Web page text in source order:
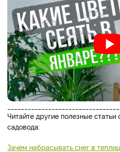
Читайте другие полезные статьи
садовода:
Зачем набрасывать снег в